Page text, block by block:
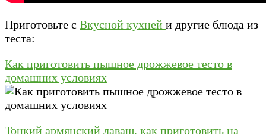
Приготовьте с Вкусной кухней и другие блюда из
теста:
Как приготовить пышное дрожжевое тесто в
домашних условиях
Тонкий армянский лаваш, как приготовить на